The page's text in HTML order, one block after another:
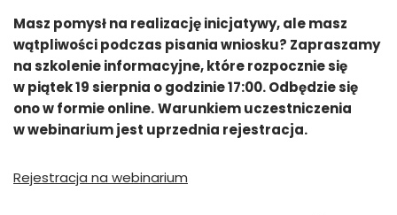
Masz pomysł na realizację inicjatywy, ale masz
wątpliwości podczas pisania wniosku? Zapraszamy
na szkolenie informacyjne, które rozpocznie się
w piątek 19 sierpnia o godzinie 17:00. Odbędzie się
ono w formie online.Warunkiem uczestniczenia
w webinarium jest uprzednia rejestracja.
Rejestracja na webinarium